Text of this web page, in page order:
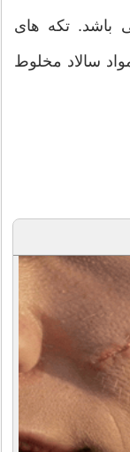
باشد. تکه های
سالاد مخلوط